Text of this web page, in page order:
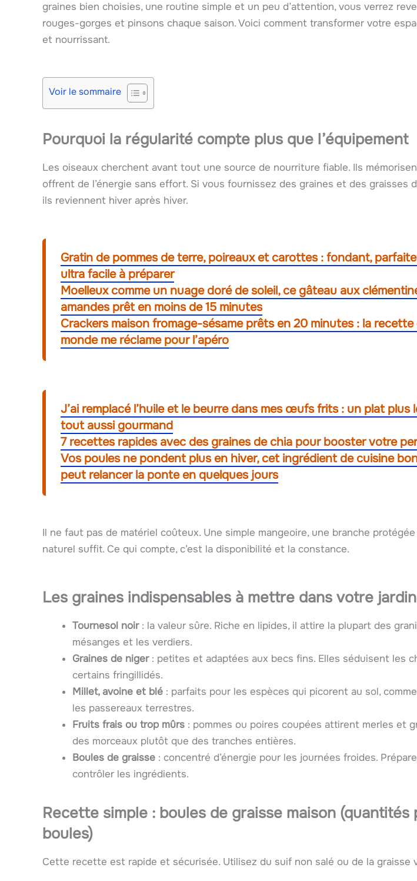
graines bien choisies, une routine simple et un peu d’attention, vous verrez
rouges-gorges et pinsons chaque saison. Voici comment transformer votre
et nourrissant.
Voir le sommaire
Pourquoi la régularité compte plus que l’équipement
Les oiseaux cherchent avant tout une source de nourriture fiable. Ils
offrent de l’énergie sans effort. Si vous fournissez des graines et des graisses
ils reviennent hiver après hiver.
Gratin de pommes de terre, poireaux et carottes : fondant,
ultra facile à préparer
Moelleux comme un nuage doré de soleil, ce gâteau aux
amandes prêt en moins de 15 minutes
Crackers maison fromage-sésame prêts en 20 minutes : la
monde me réclame pour l’apéro
J’ai remplacé l’huile et le beurre dans mes œufs frits : un plat plus
tout aussi gourmand
7 recettes rapides avec des graines de chia pour booster votre
Vos poules ne pondent plus en hiver, cet ingrédient de cuisine
peut relancer la ponte en quelques jours
Il ne faut pas de matériel coûteux. Une simple mangeoire, une branche
naturel suffit. Ce qui compte, c’est la disponibilité et la constance.
Les graines indispensables à mettre dans votre jardin
Tournesol noir: la valeur sûre. Riche en lipides, il attire la plupart des
mésanges et les verdiers.
Graines de niger: petites et adaptées aux becs fins. Elles séduisent les
certains fringillidés.
Millet, avoine et blé : parfaits pour les espèces qui picorent au sol,
les passereaux terrestres.
Fruits frais ou trop mûrs : pommes ou poires coupées attirent merles et
des morceaux plutôt que des tranches entières.
Boules de graisse : concentré d’énergie pour les journées froides.
contrôler les ingrédients.
Recette simple : boules de graisse maison (quantités
boules)
Cette recette est rapide et sécurisée. Utilisez du suif non salé ou de la graisse